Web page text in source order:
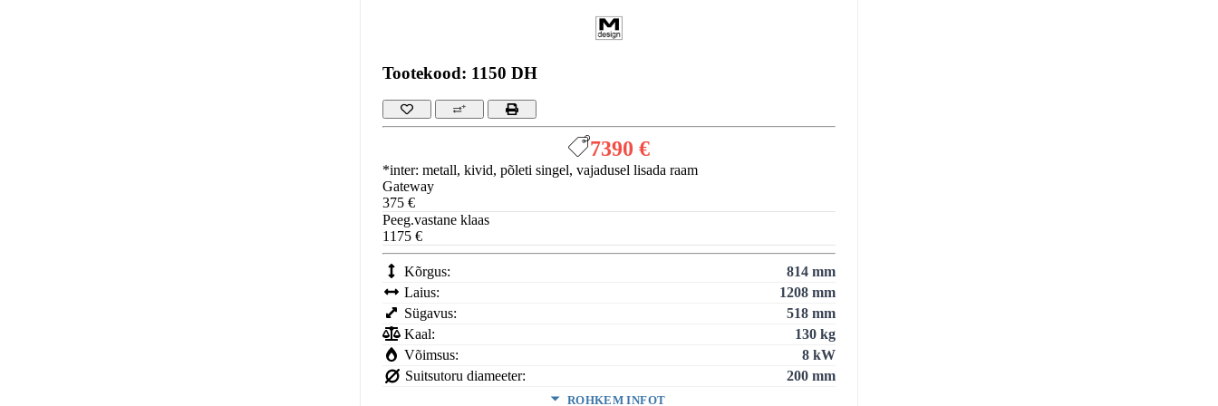
Tootekood: 1150 DH
7390 €
*inter: metall, kivid, põleti singel, vajadusel lisada raam
Gateway
375 €
Peeg.vastane klaas
1175 €
Kõrgus:
814 mm
Laius:
1208 mm
Sügavus:
518 mm
Kaal:
130 kg
Võimsus:
8 kW
Suitsutoru diameeter:
200 mm
ROHKEM INFOT